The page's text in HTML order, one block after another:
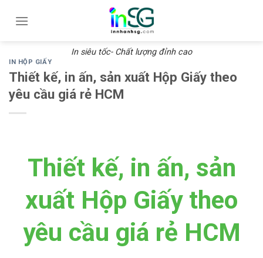
In siêu tốc- Chất lượng đỉnh cao
IN HỘP GIẤY
Thiết kế, in ấn, sản xuất Hộp Giấy theo
yêu cầu giá rẻ HCM
Thiết kế, in ấn, sản
xuất Hộp Giấy theo
yêu cầu giá rẻ HCM